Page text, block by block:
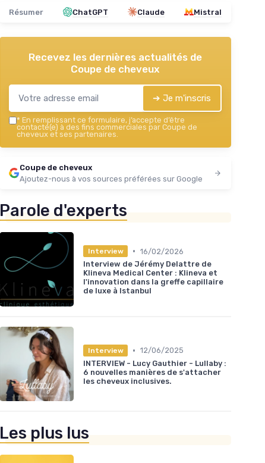
Résumer ChatGPT Claude Mistral
Recevez les dernières actualités de
Coupe de cheveux
➔ Je m'inscris
* En remplissant ce formulaire, j’accepte d’être
contacté(e) à des fins commerciales par Coupe de
cheveux et ses partenaires.
Coupe de cheveux
Ajoutez-nous à vos sources préférées sur Google
Parole d'experts
Interview • 16/02/2026
Interview de Jérémy Delattre de
Klineva Medical Center : Klineva et
l'innovation dans la greffe capillaire
de luxe à Istanbul
Interview • 12/06/2025
INTERVIEW - Lucy Gauthier - Lullaby :
6 nouvelles manières de s'attacher
les cheveux inclusives.
Les plus lus